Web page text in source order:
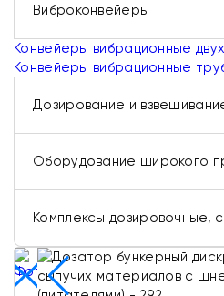
Виброконвейеры
Конвейеры вибрационные
Конвейеры вибрационные
Дозирование и
Оборудование широкого
Комплексы дозировочные,